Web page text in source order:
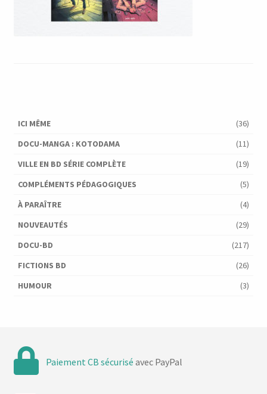
ICI MÊME
(36)
DOCU-MANGA : KOTODAMA
(11)
VILLE EN BD SÉRIE COMPLÈTE
(19)
COMPLÉMENTS PÉDAGOGIQUES
(5)
À PARAÎTRE
(4)
NOUVEAUTÉS
(29)
DOCU-BD
(217)
FICTIONS BD
(26)
HUMOUR
(3)
Paiement CB sécurisé avec PayPal